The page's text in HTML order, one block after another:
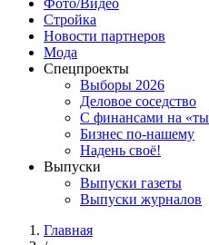
Стройка
Новости партнеров
Мода
Спецпроекты
Выборы 2026
Деловое соседство
С финансами на
Бизнес по-нашему
Надень своё!
Выпуски
Выпуски газеты
Выпуски журналов
Главная